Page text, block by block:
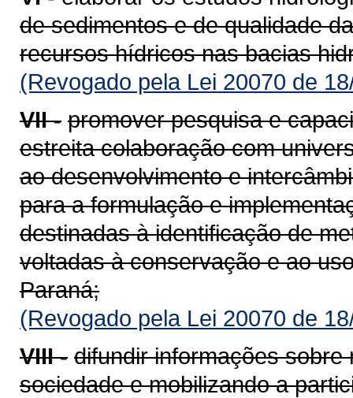
de sedimentos e de qualidade
recursos hídricos nas bacias
(Revogado pela Lei 20070 de
VII - promover pesquisa e
estreita colaboração com
ao desenvolvimento e
para a formulação e
destinadas à identificação de
voltadas à conservação e ao
Paraná;
(Revogado pela Lei 20070 de
VIII - difundir informações
sociedade e mobilizando a